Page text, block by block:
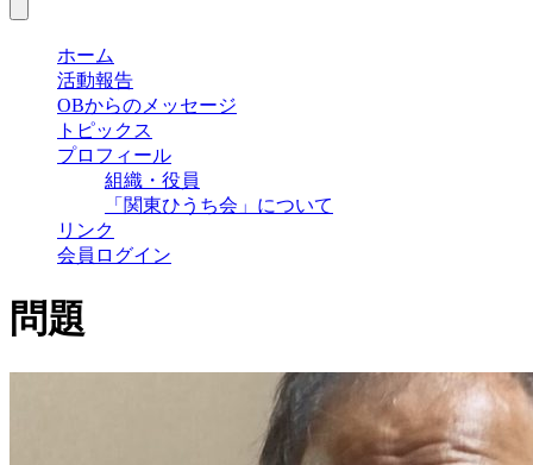
ホーム
活動報告
OBからのメッセージ
トピックス
プロフィール
組織・役員
「関東ひうち会」について
リンク
会員ログイン
問題